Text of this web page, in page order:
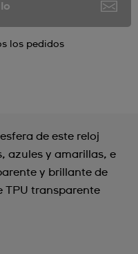
los pedidos
de este reloj
azules y amarillas, e
y brillante de
TPU transparente